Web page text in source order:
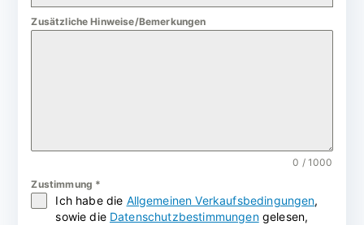
Zusätzliche Hinweise/Bemerkungen
0 / 1000
Zustimmung *
Ich habe die Allgemeinen Verkaufsbedingungen,
sowie die Datenschutzbestimmungengelesen,